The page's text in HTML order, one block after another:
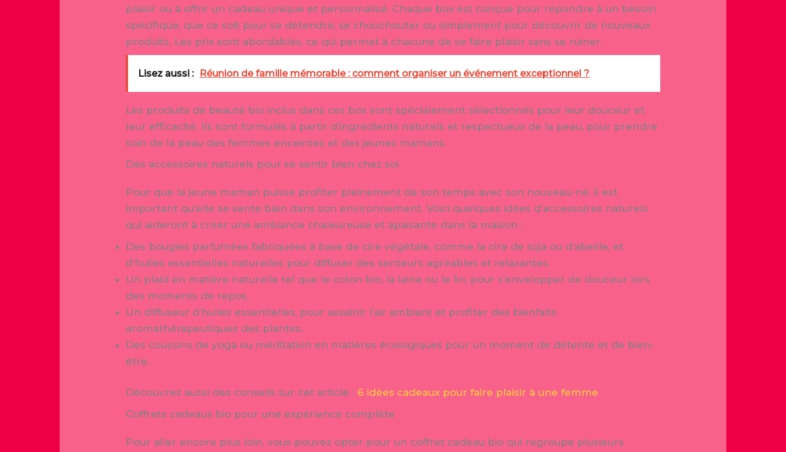
plaisir ou à offrir un cadeau unique et personnalisé. Chaque box est conçue pour répondre à un besoin
spécifique, que ce soit pour se détendre, se chouchouter ou simplement pour découvrir de nouveaux
produits. Les prix sont abordables, ce qui permet à chacune de se faire plaisir sans se ruiner.
Lisez aussi : Réunion de famille mémorable : comment organiser un événement exceptionnel ?
Les produits de beauté bio inclus dans ces box sont spécialement sélectionnés pour leur douceur et
leur efficacité. Ils sont formulés à partir d’ingrédients naturels et respectueux de la peau, pour prendre
soin de la peau des femmes enceintes et des jeunes mamans.
Des accessoires naturels pour se sentir bien chez soi
Pour que la jeune maman puisse profiter pleinement de son temps avec son nouveau-né, il est
important qu’elle se sente bien dans son environnement. Voici quelques idées d’accessoires naturels
qui aideront à créer une ambiance chaleureuse et apaisante dans la maison :
Des bougies parfumées fabriquées à base de cire végétale, comme la cire de soja ou d’abeille, et
d’huiles essentielles naturelles pour diffuser des senteurs agréables et relaxantes.
Un plaid en matière naturelle tel que le coton bio, la laine ou le lin, pour s’envelopper de douceur lors
des moments de repos.
Un diffuseur d’huiles essentielles, pour assainir l’air ambiant et profiter des bienfaits
aromathérapeutiques des plantes.
Des coussins de yoga ou méditation en matières écologiques pour un moment de détente et de bien-
être.
Découvrez aussi des conseils sur cet article : 6 idées cadeaux pour faire plaisir à une femme
Coffrets cadeaux bio pour une expérience complète
Pour aller encore plus loin, vous pouvez opter pour un coffret cadeau bio qui regroupe plusieurs